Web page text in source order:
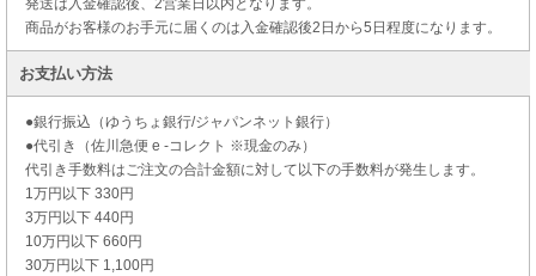
発送は入金確認後、2営業日以内となります。
商品がお客様のお手元に届くのは入金確認後2日から5日程度になります。
お支払い方法
●銀行振込（ゆうちょ銀行/ジャパンネット銀行）
●代引き（佐川急便 e -コレクト ※現金のみ）
代引き手数料はご注文の合計金額に対して以下の手数料が発生します。
1万円以下 330円
3万円以下 440円
10万円以下 660円
30万円以下 1,100円